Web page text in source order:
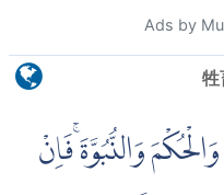
Ads by
牲
وَالنُّبُوَّةَ ۚفَاِنْ